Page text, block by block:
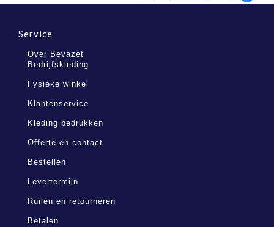
Service
Over Bevazet
Bedrijfskleding
Fysieke winkel
Klantenservice
Kleding bedrukken
Offerte en contact
Bestellen
Levertermijn
Ruilen en retourneren
Betalen